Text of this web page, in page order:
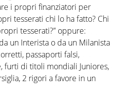
i propri finanziatori per
tesserati chi lo ha fatto? Chi
tesserati?” oppure:
un Interista o da un Milanista
passaporti falsi,
furti di titoli mondiali Juniores,
2 rigori a favore in un